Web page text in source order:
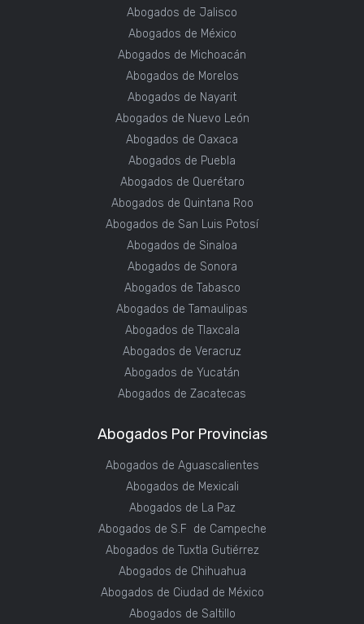
Abogados de Jalisco
Abogados de México
Abogados de Michoacán
Abogados de Morelos
Abogados de Nayarit
Abogados de Nuevo León
Abogados de Oaxaca
Abogados de Puebla
Abogados de Querétaro
Abogados de Quintana Roo
Abogados de San Luis Potosí
Abogados de Sinaloa
Abogados de Sonora
Abogados de Tabasco
Abogados de Tamaulipas
Abogados de Tlaxcala
Abogados de Veracruz
Abogados de Yucatán
Abogados de Zacatecas
Abogados Por Provincias
Abogados de Aguascalientes
Abogados de Mexicali
Abogados de La Paz
Abogados de S.F de Campeche
Abogados de Tuxtla Gutiérrez
Abogados de Chihuahua
Abogados de Ciudad de México
Abogados de Saltillo